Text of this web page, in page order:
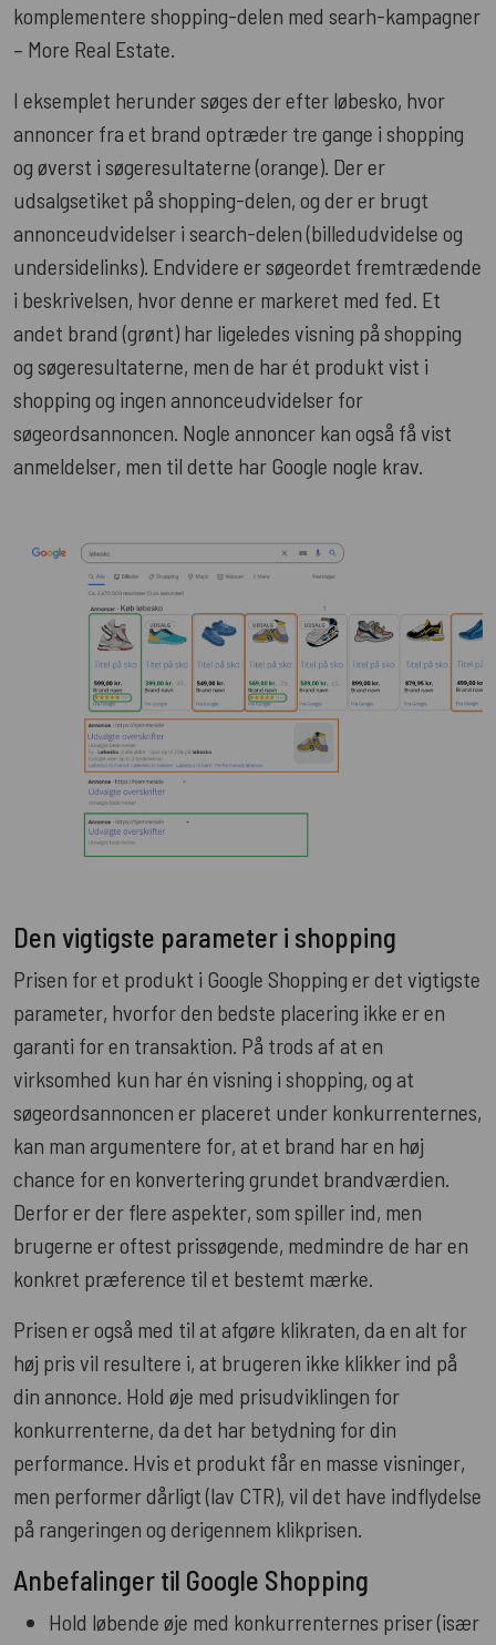
komplementere shopping-delen med searh-kampagner
– More Real Estate.
I eksemplet herunder søges der efter løbesko, hvor
annoncer fra et brand optræder tre gange i shopping
og øverst i søgeresultaterne (orange). Der er
udsalgsetiket på shopping-delen, og der er brugt
annonceudvidelser i search-delen (billedudvidelse og
undersidelinks). Endvidere er søgeordet fremtrædende
i beskrivelsen, hvor denne er markeret med fed. Et
andet brand (grønt) har ligeledes visning på shopping
og søgeresultaterne, men de har ét produkt vist i
shopping og ingen annonceudvidelser for
søgeordsannoncen. Nogle annoncer kan også få vist
anmeldelser, men til dette har Google nogle krav.
Den vigtigste parameter i shopping
Prisen for et produkt i Google Shopping er det vigtigste
parameter, hvorfor den bedste placering ikke er en
garanti for en transaktion. På trods af at en
virksomhed kun har én visning i shopping, og at
søgeordsannoncen er placeret under konkurrenternes,
kan man argumentere for, at et brand har en høj
chance for en konvertering grundet brandværdien.
Derfor er der flere aspekter, som spiller ind, men
brugerne er oftest prissøgende, medmindre de har en
konkret præference til et bestemt mærke.
Prisen er også med til at afgøre klikraten, da en alt for
høj pris vil resultere i, at brugeren ikke klikker ind på
din annonce. Hold øje med prisudviklingen for
konkurrenterne, da det har betydning for din
performance. Hvis et produkt får en masse visninger,
men performer dårligt (lav CTR), vil det have indflydelse
på rangeringen og derigennem klikprisen.
Anbefalinger til Google Shopping
Hold løbende øje med konkurrenternes priser (især